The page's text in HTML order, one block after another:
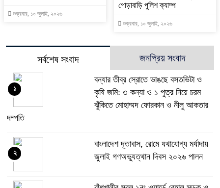
শুক্রবার, ১০ জুলাই, ২০২৬
পোড়াবাড়ি পুলিশ ক্যাম্প
শুক্রবার, ১০ জুলাই, ২০২৬
সর্বশেষ সংবাদ জনপ্রিয় সংবাদ
বন্যার তীব্র স্রোতে ভাঙছে বসতভিটা ও
কৃষি জমি: ৩ কন্যা ও ১ পুত্র নিয়ে চরম
ঝুঁকিতে মোহাম্মদ ফোরকান ও নীলু আকতার
দম্পতি
১
বাংলাদেশ দূতাবাস, রোমে যথাযোগ্য মর্যাদায়
জুলাই গণঅভ্যুত্থান দিবস ২০২৬ পালন
২